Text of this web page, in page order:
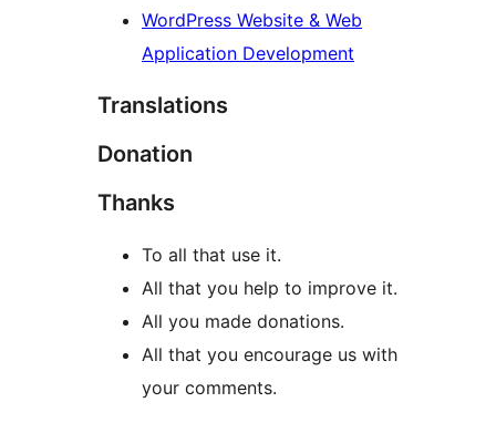
WordPress Website & Web
Application Development
Translations
Donation
Thanks
To all that use it.
All that you help to improve it.
All you made donations.
All that you encourage us with
your comments.